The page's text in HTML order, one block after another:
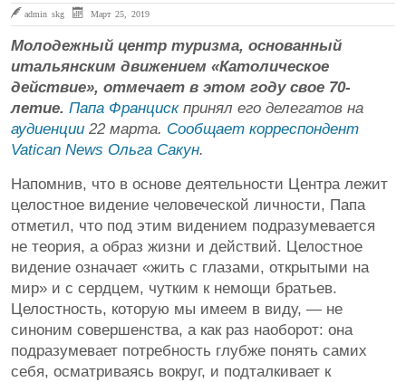
admin skg Март 25, 2019
Молодежный центр туризма, основанный
итальянским движением «Католическое
действие», отмечает в этом году свое 70-
летие. Папа Францискпринял его делегатов на
аудиенции 22 марта. Сообщает корреспондент
Vatican News Ольга Сакун.
Напомнив, что в основе деятельности Центра лежит
целостное видение человеческой личности, Папа
отметил, что под этим видением подразумевается
не теория, а образ жизни и действий. Целостное
видение означает «жить с глазами, открытыми на
мир» и с сердцем, чутким к немощи братьев.
Целостность, которую мы имеем в виду, — не
синоним совершенства, а как раз наоборот: она
подразумевает потребность глубже понять самих
себя, осматриваясь вокруг, и подталкивает к